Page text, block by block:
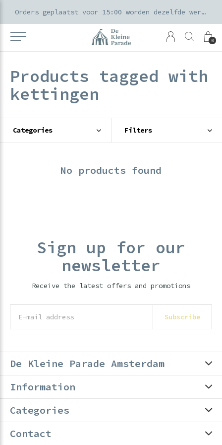
0
Orders geplaatst voor 15:00 worden dezelfde werkdag verzonden
Products tagged with
kettingen
Categories Filters
No products found
Sign up for our
newsletter
Receive the latest offers and promotions
Subscribe
De Kleine Parade Amsterdam
Information
Categories
Contact